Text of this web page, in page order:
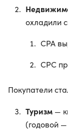
охладили
CPA
CPC
Покупатели
Туризм —
(годовой —